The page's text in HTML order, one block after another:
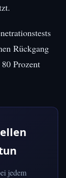
Rückgang
Prozent
jedem